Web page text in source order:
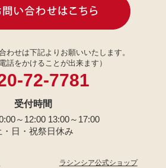
わせは下記よりお願いいたします。
話をかけることが出来ます）
72-7781
受付時間
～12:00 13:00～17:00
・日・祝祭日休み
ラシンシア公式ショップ